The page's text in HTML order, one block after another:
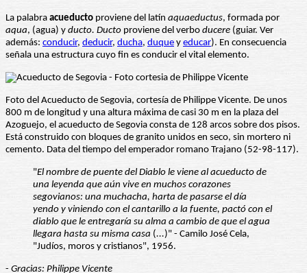
La palabra acueducto proviene del latín aquaeductus, formada por
aqua, (agua) y ducto. Ducto proviene del verbo ducere (guiar. Ver
además: conducir, deducir, ducha, duque y educar). En consecuencia
señala una estructura cuyo fin es conducir el vital elemento.
Foto del Acueducto de Segovia, cortesía de Philippe Vicente. De unos
800 m de longitud y una altura máxima de casi 30 m en la plaza del
Azoguejo, el acueducto de Segovia consta de 128 arcos sobre dos pisos.
Está construido con bloques de granito unidos en seco, sin mortero ni
cemento. Data del tiempo del emperador romano Trajano (52-98-117).
"El nombre de puente del Diablo le viene al acueducto de
una leyenda que aún vive en muchos corazones
segovianos: una muchacha, harta de pasarse el día
yendo y viniendo con el cantarillo a la fuente, pactó con el
diablo que le entregaría su alma a cambio de que el agua
llegara hasta su misma casa (...)" - Camilo José Cela,
"Judíos, moros y cristianos", 1956.
- Gracias: Philippe Vicente